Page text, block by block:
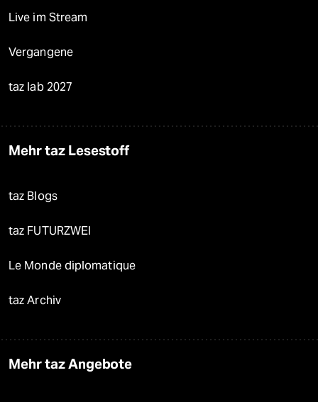
Live im Stream
Vergangene
taz lab 2027
Mehr taz Lesestoff
taz Blogs
taz FUTURZWEI
Le Monde diplomatique
taz Archiv
Mehr taz Angebote